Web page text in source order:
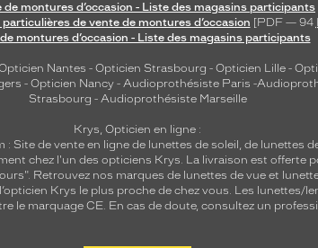
de montures d’occasion - Liste des magasins participants
de vente de montures d’occasion [PDF — 94
montures d’occasion - Liste des magasins participants
Nantes - Opticien Strasbourg - Opticien Lille -
- Opticien Nancy - Audioprothésiste Paris -
Strasbourg - Audioprothésiste Marseille
Krys, Opticien en ligne :
: Site de vente en ligne de lunettes de soleil, de lunettes
chez l'un des opticiens Krys. La livraison est offerte
Retrouvez nos marques de lunettes de vue et
Krys le plus proche de chez vous. Les lunettes/
le marquage CE. En cas de doute, consultez un